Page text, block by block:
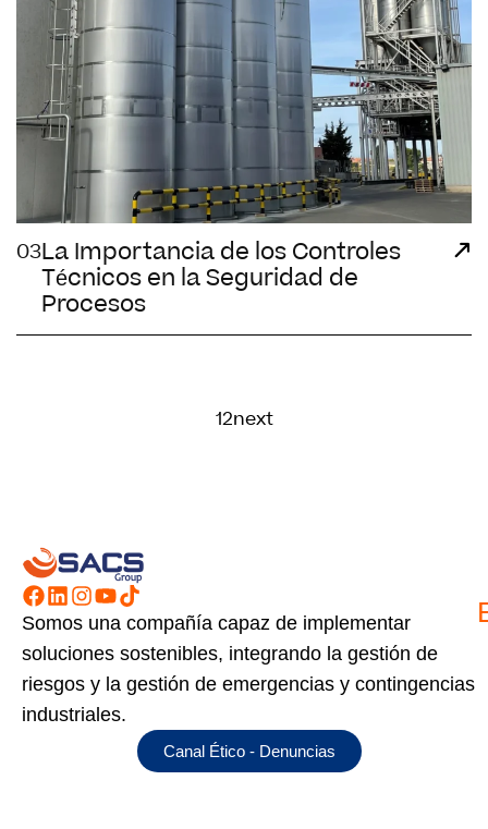
03La Importancia de los Controles
Técnicos en la Seguridad de
Procesos
12next
Somos una compañía capaz de implementar
soluciones sostenibles, integrando la gestión de
riesgos y la gestión de emergencias y contingencias
industriales.
Canal Ético - Denuncias